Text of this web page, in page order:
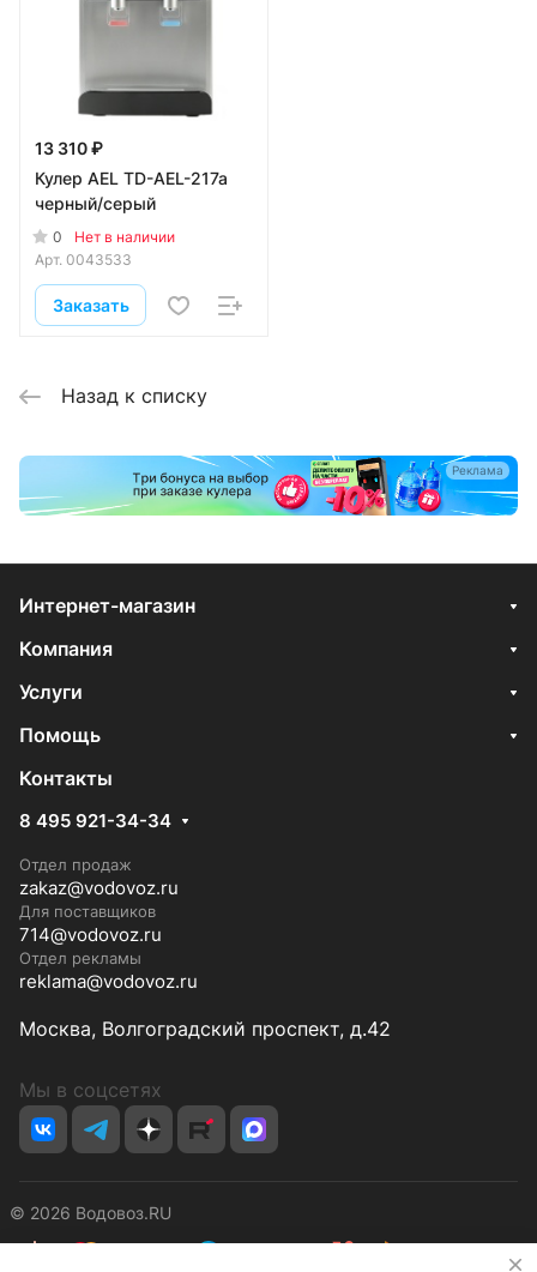
13 310 ₽
Кулер AEL TD-AEL-217a
черный/серый
0
Нет в наличии
Арт. 0043533
Заказать
Назад к списку
Реклама
Интернет-магазин
Компания
Услуги
Помощь
Контакты
8 495 921-34-34
Отдел продаж
zakaz@vodovoz.ru
Для поставщиков
714@vodovoz.ru
Отдел рекламы
reklama@vodovoz.ru
Москва, Волгоградский проспект, д.42
Мы в соцсетях
© 2026 Водовоз.RU